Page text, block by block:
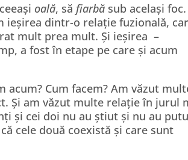
oală, să fiarbă sub același foc.
ieșirea dintr-o relație fuzională,
mult prea mult. Și ieșirea –
a fost în etape pe care și acum
Cum facem? Am văzut
Și am văzut multe relație în jurul
și cei doi nu au știut și nu au
cele două coexistă și care sunt